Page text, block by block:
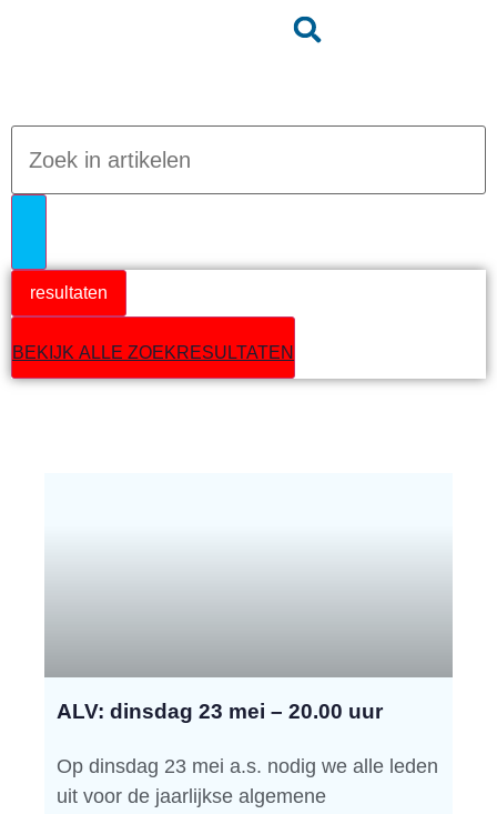
resultaten
BEKIJK ALLE ZOEKRESULTATEN
ALV: dinsdag 23 mei – 20.00 uur
Op dinsdag 23 mei a.s. nodig we alle leden
uit voor de jaarlijkse algemene